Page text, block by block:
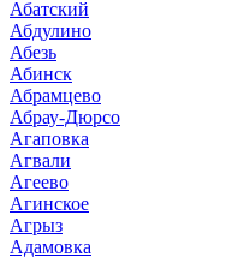
Абатский
Абдулино
Абезь
Абинск
Абрамцево
Абрау-Дюрсо
Агаповка
Агвали
Агеево
Агинское
Агрыз
Адамовка